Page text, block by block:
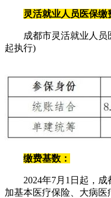
灵活就业人员医保缴
成都市灵活就业人员医
起执行)
缴费基数：
2024年7月1日起，成
加基本医疗保险、大病